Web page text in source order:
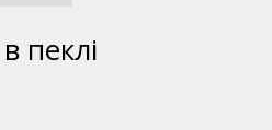
пеклі